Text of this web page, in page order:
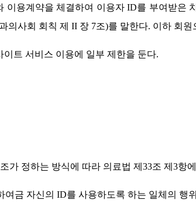
용계약을 체결하여 이용자 ID를 부여받은
사회 회칙 제 II 장 7조)를 말한다. 이하 회
트 서비스 이용에 일부 제한을 둔다.
정하는 방식에 따라 의료법 제33조 제3항
금 자신의 ID를 사용하도록 하는 일체의 행